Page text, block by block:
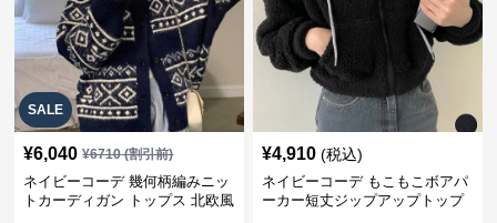
SALE
¥6,040 ¥6710(割引前)
ネイビーコーデ 幾何柄編みニッ
トカーディガン トップス 北欧風
¥4,910 (税込)
ネイビーコーデ もこもこボアパ
ーカー短丈ジップアップトップ